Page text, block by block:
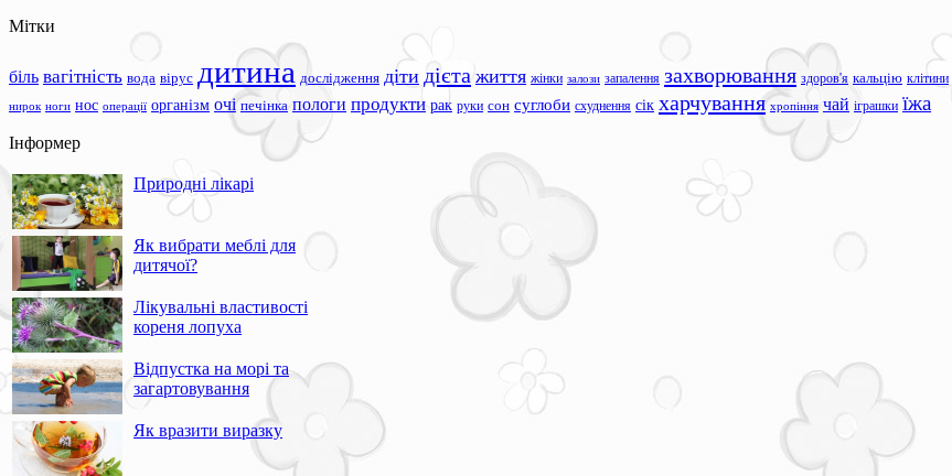
Мітки
біль вагітність вода вірус дитина дослідження діти дієта життя жінки залози запалення захворювання здоров'я кальцію клітини
нирок ноги нос операції організм очі печінка пологи продукти рак руки сон суглоби схуднення сік харчування хропіння чай іграшки їжа
Інформер
Природні лікарі
Як вибрати меблі для
дитячої?
Лікувальні властивості
кореня лопуха
Відпустка на морі та
загартовування
Як вразити виразку